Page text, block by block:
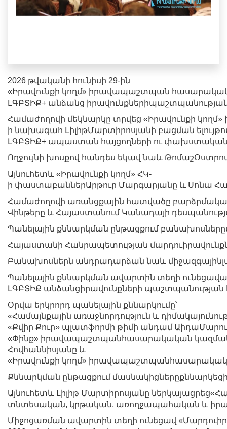
2026 թվականի հունիսի 29-ին
«Իրավունքի կողմ» իրավապաշտպան
ԼԳԲՏԻՔ+ անձանց
Համաժողովի մեկնարկը տրվեց «Իրավունքի
ի նախագահ ԼիլիթՄարտիրոսյանի բացման
ԼԳԲՏԻՔ+ ապաստան հայցողների ու
Ողջույնի խոսքով հանդես եկավ նաև
Այնուհետև «Իրավունքի կողմ» ՀԿ-
ի փաստաբաններԱրթուր Մարգարյանը և Սոնա
Համաժողովի առանցքային հատվածը
Վինթերը և Հայաստանում Կանադայի
Պանելային քննարկման ընթացքում
Հայաստանի Հանրապետության
Բանախոսներն անդրադարձան նաև
Պանելային քննարկման ավարտին տեղի
ԼԳԲՏԻՔ անձանցիրավունքների պաշտպանության
Օրվա երկրորդ պանելային քննարկումը՝
«Համայնքային առաջնորդություն և
«Քվիր Քուր» պլատֆորմի թիմի անդամ
«Փինք» իրավապաշտպանհասարակական
Հովհաննիսյանը և
«Իրավունքի կողմ»
Քննարկման ընթացքում
Այնուհետև Լիլիթ Մարտիրոսյանը
տնտեսական, կրթական, առողջապահական և
Միջոցառման ավարտին տեղի ունեցավ